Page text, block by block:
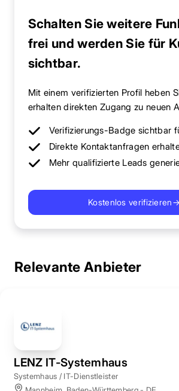
Schalten Sie weitere
frei und werden Sie für
sichtbar.
Mit einem verifizierten Profil heben
erhalten direkten Zugang zu neuen
Verifizierungs-Badge sichtbar
Direkte Kontaktanfragen
Mehr qualifizierte Leads
Kostenlos verifizieren→
Relevante Anbieter
LENZ IT-Systemhaus
Systemhaus / IT-Dienstleister